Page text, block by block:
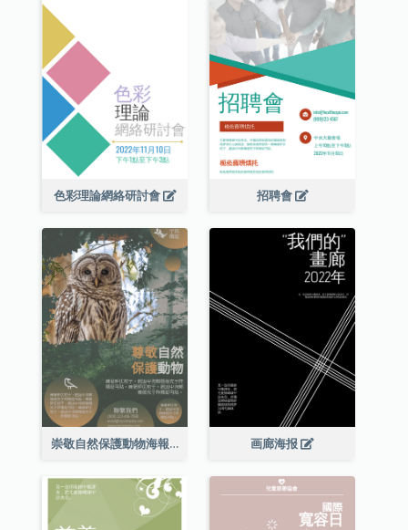
色彩理論網絡研討會 招聘會
崇敬自然保護動物海報 画廊海报